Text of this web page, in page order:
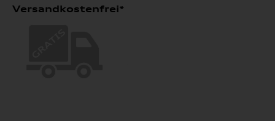
Versandkostenfrei*